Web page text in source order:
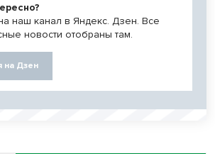
наш канал в Яндекс. Дзен. Все
новости отобраны там.
на Дзен